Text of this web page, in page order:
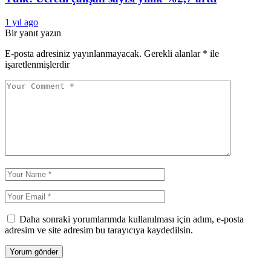
1 yıl ago
Bir yanıt yazın
E-posta adresiniz yayınlanmayacak. Gerekli alanlar * ile
işaretlenmişlerdir
Daha sonraki yorumlarımda kullanılması için adım, e-posta
adresim ve site adresim bu tarayıcıya kaydedilsin.